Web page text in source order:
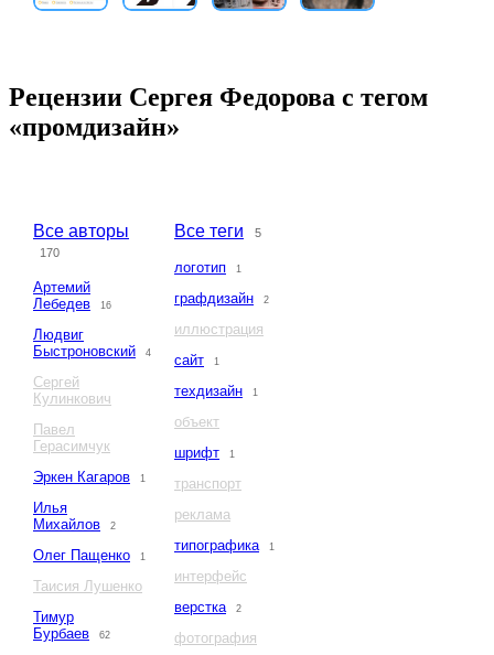
Рецензии Сергея Федорова с тегом
«промдизайн»
Все авторы
170
Артемий
Лебедев
16
Людвиг
Быстроновский
4
Сергей
Кулинкович
Павел
Герасимчук
Эркен Кагаров
1
Илья
Михайлов
2
Олег Пащенко 1
Таисия Лушенко
Тимур
Бурбаев
62
Все теги 5
логотип 1
графдизайн 2
иллюстрация
сайт
1
техдизайн 1
объект
шрифт
1
транспорт
реклама
типографика
1
интерфейс
верстка
2
фотография